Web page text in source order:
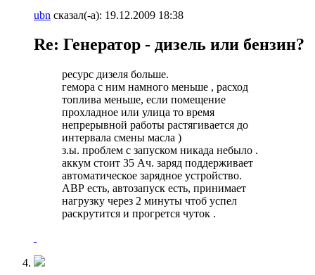
ubn сказал(-а): 19.12.2009 18:38
Re: Генератор - дизель или бензин?
ресурс дизеля больше.
гемора с ним намного меньше , расход
топлива меньше, если помещение
прохладное или улица то время
непрерывной работы растягивается до
интервала смены масла )
з.ы. проблем с запуском никада небыло .
аккум стоит 35 Ач. заряд поддерживает
автоматическое зарядное устройство.
АВР есть, автозапуск есть, принимает
нагрузку через 2 минуты чтоб успел
раскрутится и прогрется чуток .